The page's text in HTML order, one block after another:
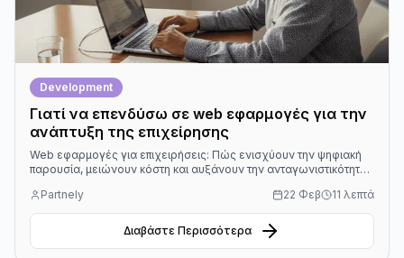
Development
Γιατί να επενδύσω σε web εφαρμογές για την
ανάπτυξη της επιχείρησης
Web εφαρμογές για επιχειρήσεις: Πώς ενισχύουν την ψηφιακή
παρουσία, μειώνουν κόστη και αυξάνουν την ανταγωνιστικότητα
Partnely
22 Φεβ 11 λεπτά
Διαβάστε Περισσότερα